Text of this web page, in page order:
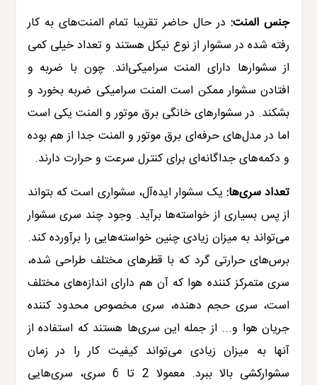
جنس المنت: در حال حاضر تقریبا تمام المنت‌های به کار
رفته شده درسشواراز نوع نیکل هستند و تعداد خیلی کمی
از سشوارها دارای المنت سرامیکی‌اند. چون با ضربه و
افتادن سشوار ممکن است المنت سرامیکی ضربه بخورد و
بشکند. در سشوارهای خانگی برق موتور و المنت یکی است
اما در مدل‌های حرفه‌ای برق موتور و المنت جدا از هم بوده
و دکمه‌های جداگانه‌ای برای کنترل سرعت و حرارت دارند.
تعداد سری‌ها:یک سشوار ایده‌آل، سشواری است که بتواند
از پس بسیاری از خواسته‌ها برآید. وجود چند سری سشوار
می‌تواند به میزان زیادی چنین خواسته‌هایی را برآورده کند.
برس‌های حرارتی گرد که با قطرهای مختلف طراحی شده،
سری متمرکز کننده هوا که آن هم دارای اندازه‌های مختلف
است، سری حجم دهنده، سری مخصوص محدود کننده
جریان هوا و... از جمله این سری‌ها هستند که استفاده از
آنها به میزان زیادی می‌تواند کیفیت کار را در زمان
سشوارکشی بالا ببرد. معمولا 2 تا 6 سری، سری‌هایی